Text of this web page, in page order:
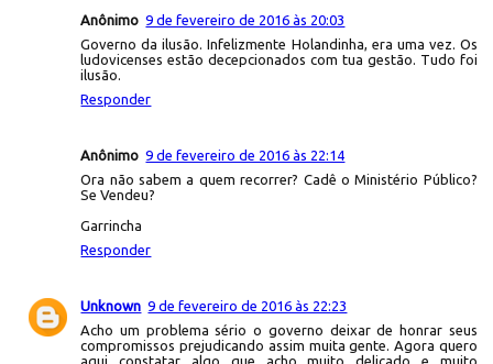
Anônimo 9 de fevereiro de 2016 às 20:03
Governo da ilusão. Infelizmente Holandinha, era uma vez. Os
ludovicenses estão decepcionados com tua gestão. Tudo foi
ilusão.
Responder
Anônimo 9 de fevereiro de 2016 às 22:14
Ora não sabem a quem recorrer? Cadê o Ministério Público?
Se Vendeu?
Garrincha
Responder
Unknown 9 de fevereiro de 2016 às 22:23
Acho um problema sério o governo deixar de honrar seus
compromissos prejudicando assim muita gente. Agora quero
aqui constatar algo que acho muito delicado e muito